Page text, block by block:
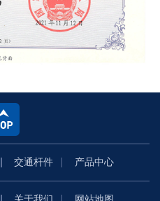
交通杆件 产品中心